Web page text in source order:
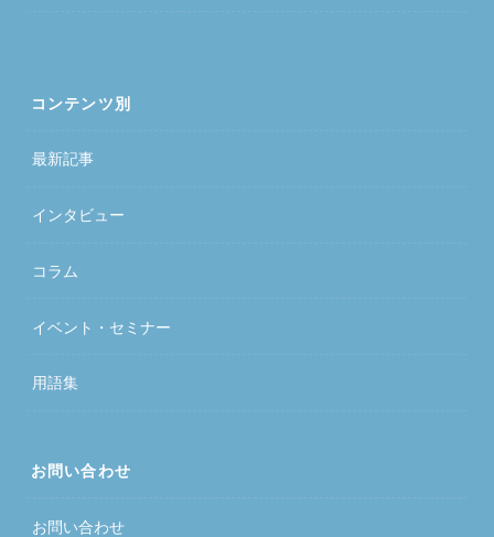
コンテンツ別
最新記事
インタビュー
コラム
イベント・セミナー
用語集
お問い合わせ
お問い合わせ